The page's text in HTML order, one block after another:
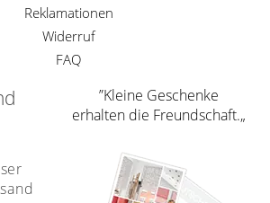
Reklamationen
Widerruf
FAQ
”Kleine Geschenke
erhalten die Freundschaft.„